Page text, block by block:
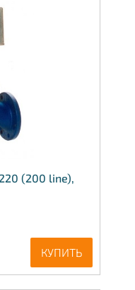
(200 line),
КУПИТЬ